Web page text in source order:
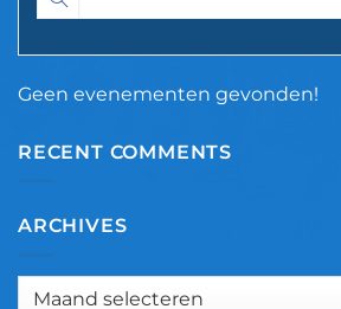
Geen evenementen gevonden!
RECENT COMMENTS
ARCHIVES
Archives